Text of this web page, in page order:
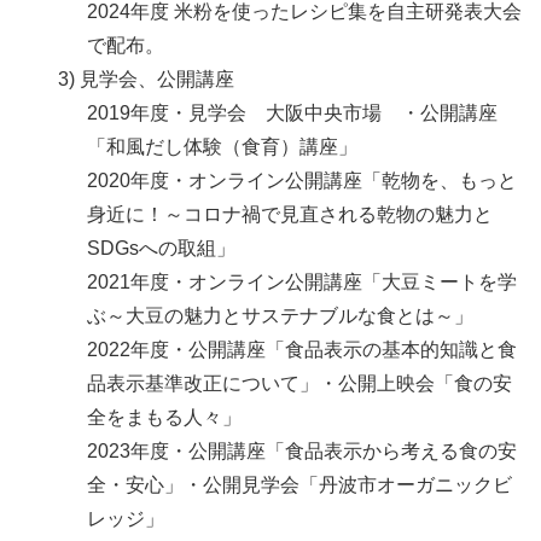
2024年度 米粉を使ったレシピ集を自主研発表大会
で配布。
見学会、公開講座
2019年度・見学会 大阪中央市場 ・公開講座
「和風だし体験（食育）講座」
2020年度・オンライン公開講座「乾物を、もっと
身近に！～コロナ禍で見直される乾物の魅力と
SDGsへの取組」
2021年度・オンライン公開講座「大豆ミートを学
ぶ～大豆の魅力とサステナブルな食とは～」
2022年度・公開講座「食品表示の基本的知識と食
品表示基準改正について」・公開上映会「食の安
全をまもる人々」
2023年度・公開講座「食品表示から考える食の安
全・安心」・公開見学会「丹波市オーガニックビ
レッジ」